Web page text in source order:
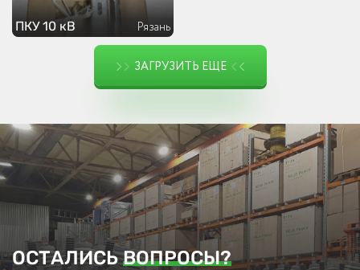
ПКУ 10 кВ Рязань
ЗАГРУЗИТЬ ЕЩЕ
ОСТАЛИСЬВОПРОСЫ?